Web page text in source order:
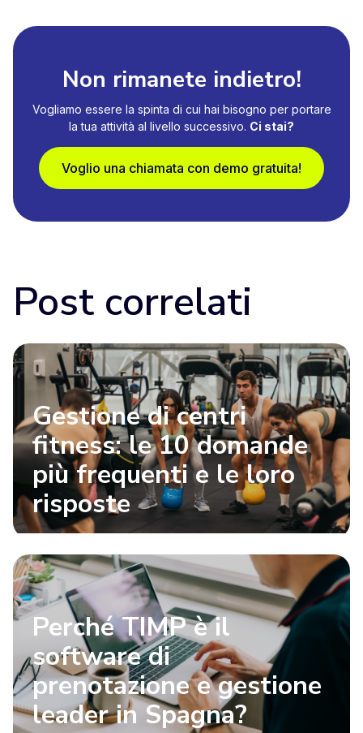
Non rimanete indietro!
Vogliamo essere la spinta di cui hai bisogno per portare
la tua attività al livello successivo. Ci stai?
Voglio una chiamata con demo gratuita!
Post correlati
Gestione di centri
fitness: le 10 domande
più frequenti e le loro
risposte
Perché TIMP è il
software di
prenotazione e gestione
leader in Spagna?